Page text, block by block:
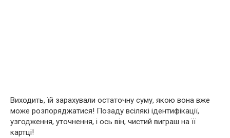
Виходить, їй зарахували остаточну суму, якою вона вже
може розпоряджатися! Позаду всілякі ідентифікації,
узгодження, уточнення, і ось він, чистий виграш на її
картці!